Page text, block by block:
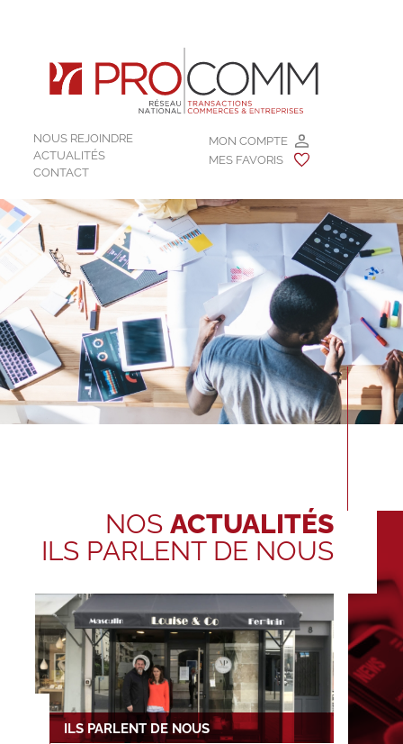
MON COMPTE
MES FAVORIS
NOUS REJOINDRE
ACTUALITÉS
CONTACT
NOS ACTUALITÉS
ILS PARLENT DE NOUS
ILS PARLENT DE NOUS